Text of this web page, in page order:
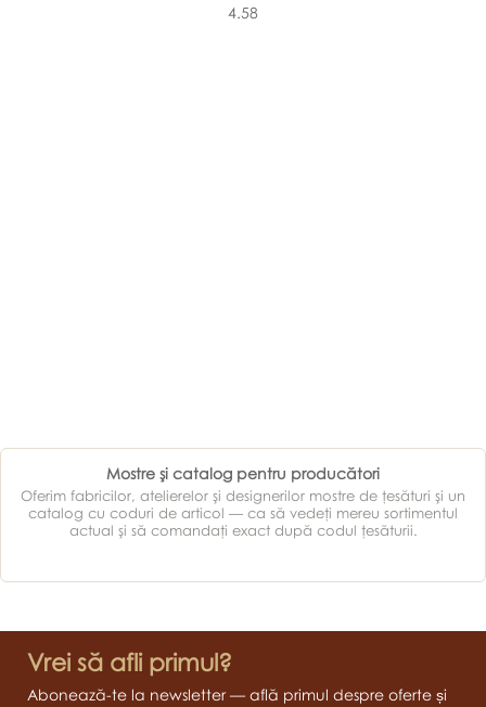
4.58
Mostre şi catalog pentru producători
Oferim fabricilor, atelierelor şi designerilor mostre de ţesături şi un
catalog cu coduri de articol — ca să vedeţi mereu sortimentul
actual şi să comandaţi exact după codul ţesăturii.
Vrei să afli primul?
Abonează-te la newsletter — află primul despre oferte și